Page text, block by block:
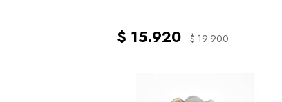
$ 15.920 $ 19.900